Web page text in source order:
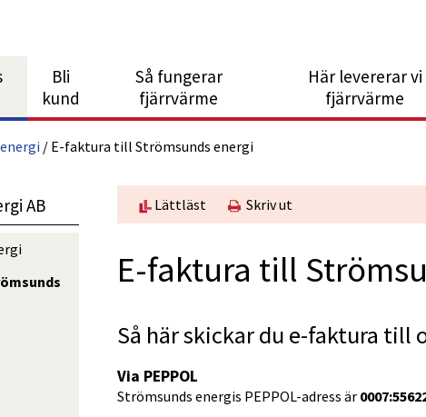
Bli
kund
Så fungerar
fjärrvärme
Här levererar vi
fjärrvärme
/ E-faktura till Strömsunds energi
Lättläst Skriv ut
E-faktura till
Så här skickar du e-faktura till
Via PEPPOL
Strömsunds energis PEPPOL-adress är
AB